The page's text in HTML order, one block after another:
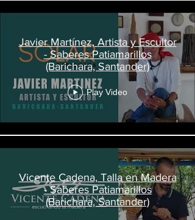
Javier Martínez, Artista y Escultor
- Saberes Patiamarillos
(Barichara, Santander)
Play Video
Vicente Cadena, Talla en Madera
- Saberes Patiamarillos
(Barichara, Santander)